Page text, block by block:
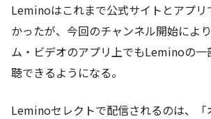
Leminoはこれまで公式サイトとアプリ
かったが、今回のチャンネル開始によ
ム・ビデオのアプリ上でもLeminoの一
聴できるようになる。
Leminoセレクトで配信されるのは、